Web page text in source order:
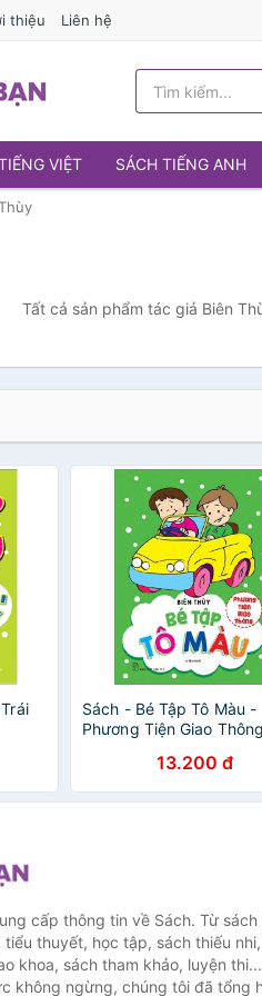
thiệu Liên hệ
VIỆT SÁCH TIẾNG ANH
Tất cả sản phẩm tác giả Biên
Sách - Bé Tập Tô Màu -
Phương Tiện Giao
13.200 đ
cấp thông tin về Sách. Từ sách
thuyết, học tập, sách thiếu
khoa, sách tham khảo, luyện
không ngừng, chúng tôi đã tổng